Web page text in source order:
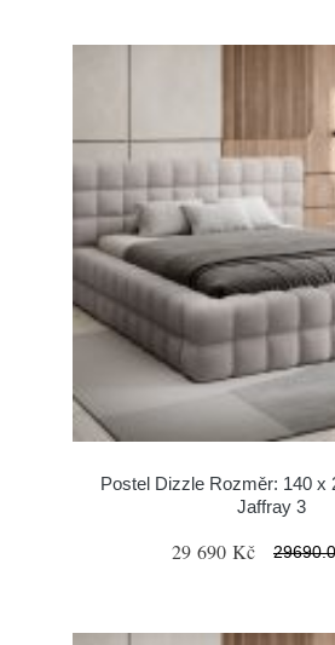
Postel Dizzle Rozměr: 140 x
Jaffray 3
29 690 Kč